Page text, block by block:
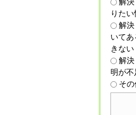
解
りた
解
いて
きない
解
明が
そ